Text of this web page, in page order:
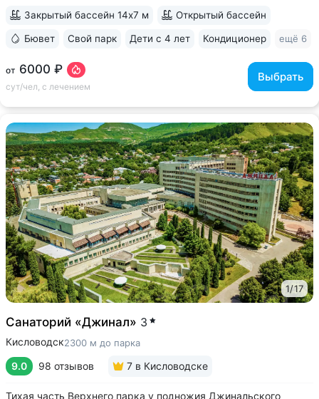
от 6000 ₽
сут/чел, с лечением
Выбрать
Закрытый бассейн 14х7 м Открытый бассейн
Бювет Свой парк Дети с 4 лет Кондиционер ещё 6
1/17
Санаторий «Джинал» 3
Кисловодск2300 м до парка
9.0 98 отзывов 7 в Кисловодске
Тихая часть Верхнего парка у подножия Джинальского